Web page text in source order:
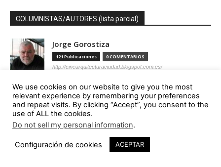
COLUMNISTAS/AUTORES (lista parcial)
Jorge Gorostiza
121 Publicaciones 0 COMENTARIOS
http://cinearquitecturaciudad.blogspot.com.es/
Miquel Lacasta Codorniu
113 Publicaciones 0 COMENTARIOS
https://axonometrica.wordpress.com/
112 Publicaciones 0 COMENTARIOS
We use cookies on our website to give you the most
relevant experience by remembering your preferences
and repeat visits. By clicking “Accept”, you consent to the
use of ALL the cookies.
Do not sell my personal information.
Configuración de cookies ACEPTAR